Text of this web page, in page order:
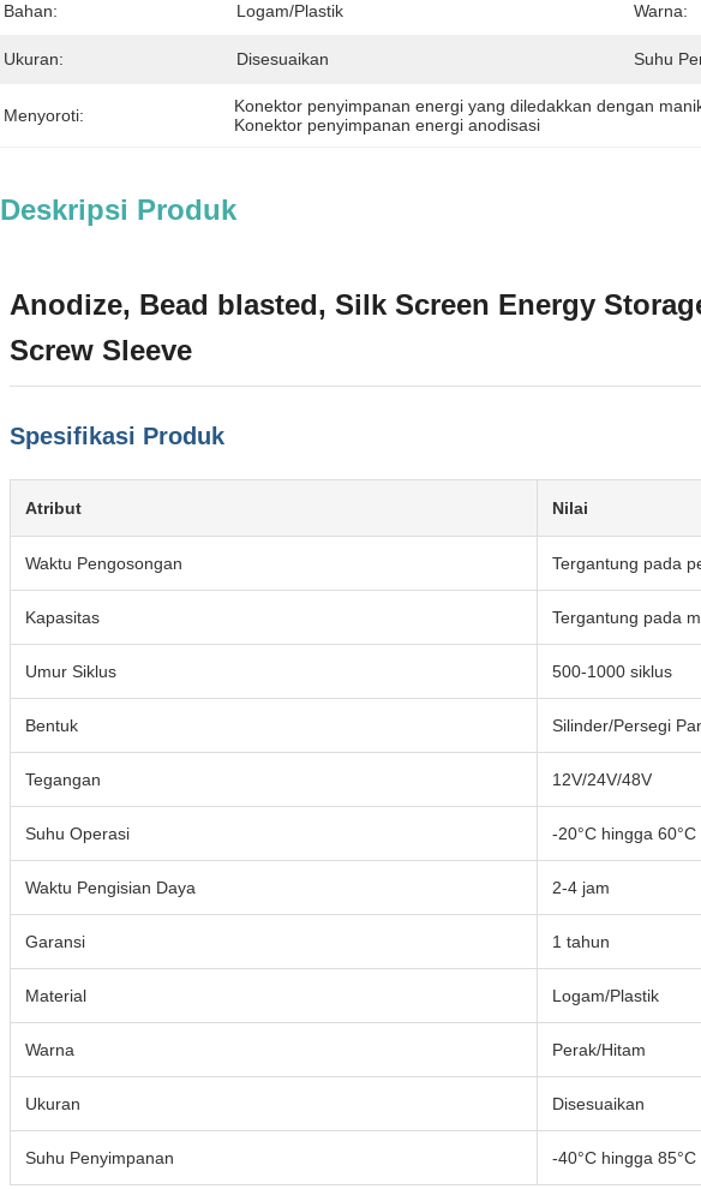
Bahan: Logam/plastik Warna:
Ukuran: Disesuaikan Suhu
Menyoroti: Konektor penyimpanan energi yang diledakkan dengan
Konektor penyimpanan energi anodisasi
Deskripsi Produk
Anodize, Bead blasted, Silk Screen Energy
Screw Sleeve
Spesifikasi Produk
Atribut Nilai
Waktu Pengosongan Tergantung pada
Kapasitas Tergantung pada
Umur Siklus 500-1000 siklus
Bentuk Silinder/Persegi
Tegangan 12V/24V/48V
Suhu Operasi -20°C hingga 60°C
Waktu Pengisian Daya 2-4 jam
Garansi 1 tahun
Material Logam/Plastik
Warna Perak/Hitam
Ukuran Disesuaikan
Suhu Penyimpanan -40°C hingga 85°C